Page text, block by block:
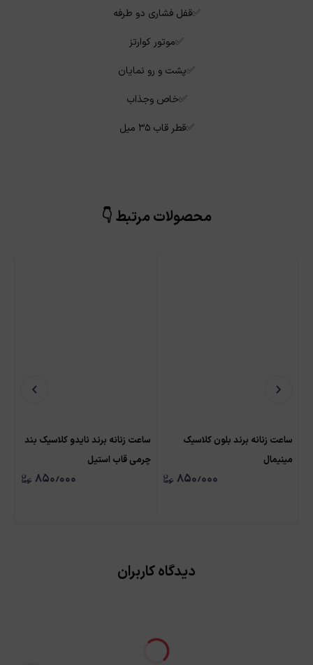
✅قفل فشاری دو طرفه
✅موتور کوارتز
✅پشت و رو نمایان
✅خاص وجذاب
✅قطر قاب ۳۵ میل
محصولات مرتبط 👇
ساعت زنانه برند بلون کلاسیک
مینیمال
۸۵۰٫۰۰۰
ساعت زنانه برند نایدو کلاسیک بند
چرمی قاب استیل
۸۵۰٫۰۰۰
دیدگاه کاربران